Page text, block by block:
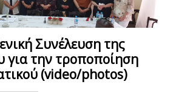
Συνέλευση της
για την τροποποίηση
(video/photos)